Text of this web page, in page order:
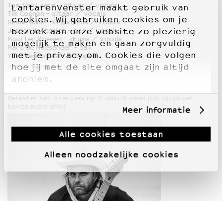
LantarenVenster maakt gebruik van
cookies. Wij gebruiken cookies om je
bezoek aan onze website zo plezierig
mogelijk te maken en gaan zorgvuldig
met je privacy om. Cookies die volgen
hoe jij met de site omgaat zijn altijd
anoniem.
Meer informatie
Alle cookies toestaan
Alleen noodzakelijke cookies
Tom Van Laere - gitaar / vocals
Tim Coenen - gitaar / vocals
Senne Guns - keyboards / vocals
Jasper Hautekiet - bas / vocals
Maarten Moesen - drums / vocals
Marc De Maeseneer - sax
Yves Fernandez - trompet
admiralfreebee.be
Facebook
Beluister het interview op Studio Brussel (klik op player
boven audio only)